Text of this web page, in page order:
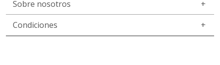
Sobre nosotros
Condiciones